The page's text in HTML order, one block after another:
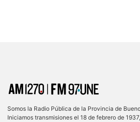
Somos la Radio Pública de la Provincia de
Iniciamos transmisiones el 18 de febrero de